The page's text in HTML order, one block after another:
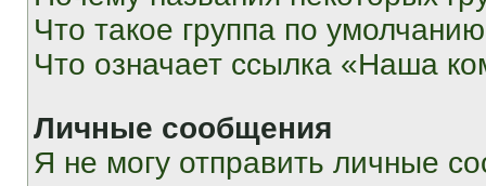
Что такое группа по
Что означает ссылка «Наша
Личные сообщения
Я не могу отправить личные